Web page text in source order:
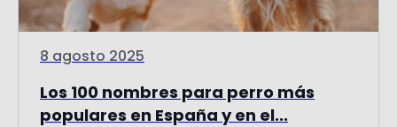
8 agosto 2025
Los 100 nombres para perro más
populares en España y en el...